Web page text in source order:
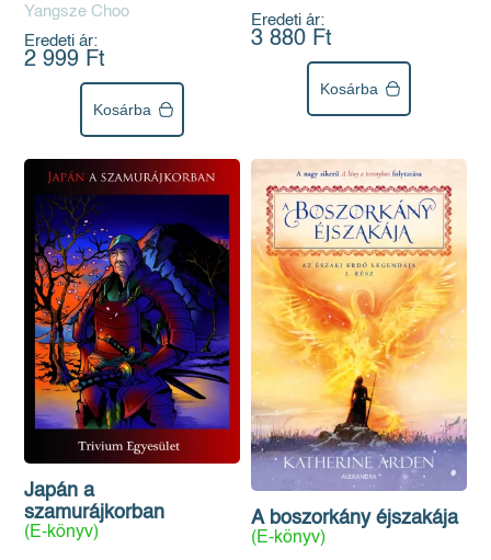
Yangsze Choo
Eredeti ár:
2 999 Ft
Kosárba
Eredeti ár:
3 880 Ft
Kosárba
Japán a
szamurájkorban
(E-könyv)
A boszorkány éjszakája
(E-könyv)